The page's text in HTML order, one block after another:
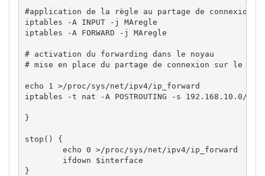
#application de la règle au partage de connexion
iptables
-A INPUT -j
MAregle
iptables
-A FORWARD -j MAregle
# activation du forwarding dans le noyau
# mise en place du partage de connexion sur le
echo 1 >/proc /sys /net /ipv4/ip_forward
iptables
-t nat -A POSTROUTING -s 192.168.10.0 /
}
stop ( )
{
echo 0 >/proc /sys /net /ipv4/ip_forward
ifdown
$interface
}